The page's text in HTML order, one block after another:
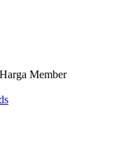
Member